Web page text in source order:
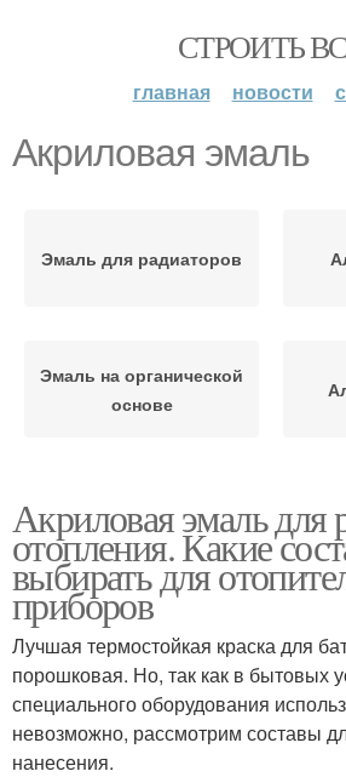
СТРОИТЬ
главная новости
Акриловая эмаль
Эмаль для радиаторов
Эмаль на органической
основе
Акриловые эмали
Эпоксидная эмаль
Акриловая эмаль для
отопления. Какие
выбирать для
приборов
Лучшая термостойкая краска для
порошковая. Но, так как в бытовых
специального оборудования
невозможно, рассмотрим составы
нанесения.